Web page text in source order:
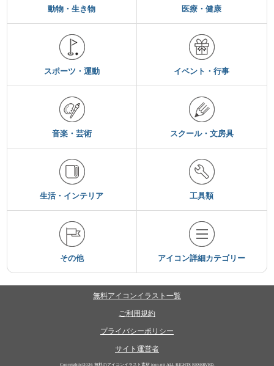
動物・生き物 医療・健康
スポーツ・運動 イベント・行事
音楽・芸術 スクール・文房具
生活・インテリア 工具類
その他 アイコン詳細カテゴリー
無料アイコンイラスト一覧
ご利用規約
プライバシーポリシー
サイト運営者
Copyright(c)2026 無料のアイコンイラスト素材 icon-pitALL RIGHTS RESERVED.